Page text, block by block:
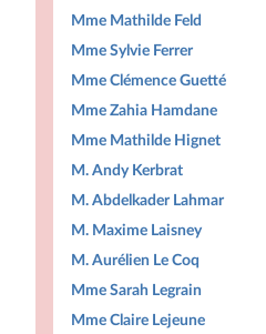
Mme Mathilde Feld
Mme Sylvie Ferrer
Mme Clémence Guetté
Mme Zahia Hamdane
Mme Mathilde Hignet
M. Andy Kerbrat
M. Abdelkader Lahmar
M. Maxime Laisney
M. Aurélien Le Coq
Mme Sarah Legrain
Mme Claire Lejeune